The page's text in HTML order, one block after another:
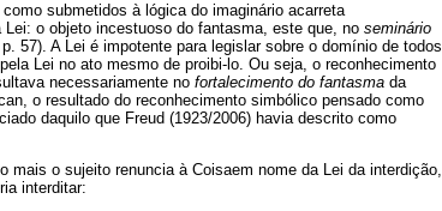
submetidos à lógica do imaginário acarreta
o objeto incestuoso do fantasma, este que, no seminário
57). A Lei é impotente para legislar sobre o domínio de todos
Lei no ato mesmo de proibi-lo. Ou seja, o reconhecimento
necessariamente no fortalecimento do fantasma da
o resultado do reconhecimento simbólico pensado como
daquilo que Freud (1923/2006) havia descrito como
o sujeito renuncia à Coisaem nome da Lei da interdição,
interditar: